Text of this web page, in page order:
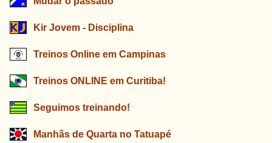
Kir Jovem - Disciplina
Treinos Online em Campinas
Treinos ONLINE em Curitiba!
Seguimos treinando!
Manhãs de Quarta no Tatuapé